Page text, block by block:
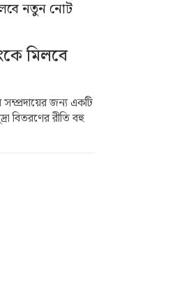
মিলবে
সম্প্রদায়ের জন্য একটি
বিতরণের রীতি বহু